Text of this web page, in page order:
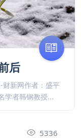
后
财新网作者：盛平
学者韩钢教授...
5336